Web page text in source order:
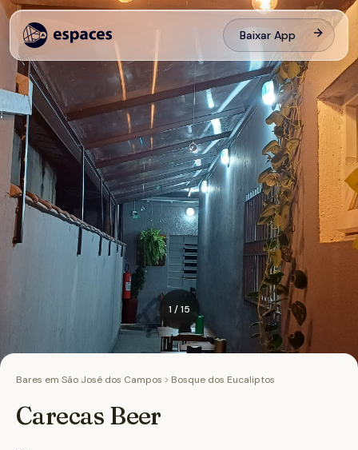
Baixar App
1 /15
Bares em São José dos Campos Bosque dos Eucaliptos
Carecas Beer